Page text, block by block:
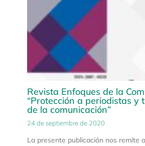
Revista Enfoques de la
“Protección a periodistas y
de la comunicación”
24 de septiembre de 2020
La presente publicación nos remite